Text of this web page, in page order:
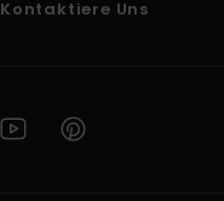
Kontaktiere Uns